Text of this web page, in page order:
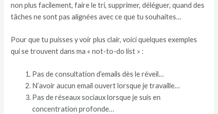
non plus facilement, faire le tri, supprimer, déléguer, quand des
tâches ne sont pas alignées avec ce que tu souhaites…
Pour que tu puisses y voir plus clair, voici quelques exemples
qui se trouvent dans ma « not-to-do list » :
Pas de consultation d’emails dès le réveil…
N’avoir aucun email ouvert lorsque je travaille…
Pas de réseaux sociaux lorsque je suis en
concentration profonde…